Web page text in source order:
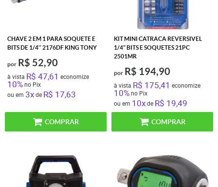
CHAVE 2 EM 1 PARA SOQUETE E
BITS DE 1/4'' 2176DF KING TONY
por R$ 52,90
à vista R$ 47,61 economize
10%no Pix
ou em 3xde R$ 17,63
COMPRAR
KIT MINI CATRACA REVERSIVEL
1/4" BITS E SOQUETES 21PC
2501MR
por R$ 194,90
à vista R$ 175,41 economize
10%no Pix
ou em 10xde R$ 19,49
COMPRAR